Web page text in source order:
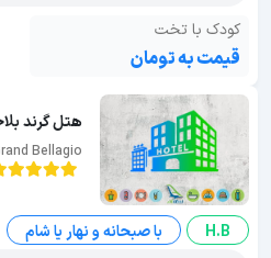
کودک با تخت
قیمت به تومان
هتل گرند
Bellagio
H.B
با صبحانه و نهار یا شام